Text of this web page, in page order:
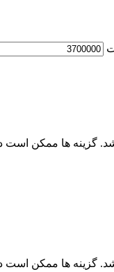
گزینه ها ممکن
گزینه ها ممکن